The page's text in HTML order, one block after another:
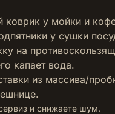
коврик у мойки и
у сушки
на
капает вода.
из массива/
и снижаете шум.